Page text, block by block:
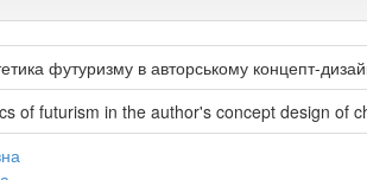
футуризму в авторському концепт-
of futurism in the author's concept design of